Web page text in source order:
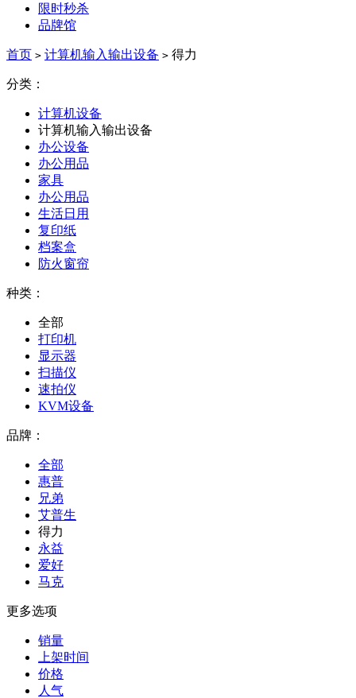
限时秒杀
品牌馆
首页 > 计算机输入输出设备 > 得力
分类：
计算机设备
计算机输入输出设备
办公设备
办公用品
家具
办公用品
生活日用
复印纸
档案盒
防火窗帘
种类：
全部
打印机
显示器
扫描仪
速拍仪
KVM设备
品牌：
全部
惠普
兄弟
艾普生
得力
永益
爱好
马克
更多选项
销量
上架时间
价格
人气